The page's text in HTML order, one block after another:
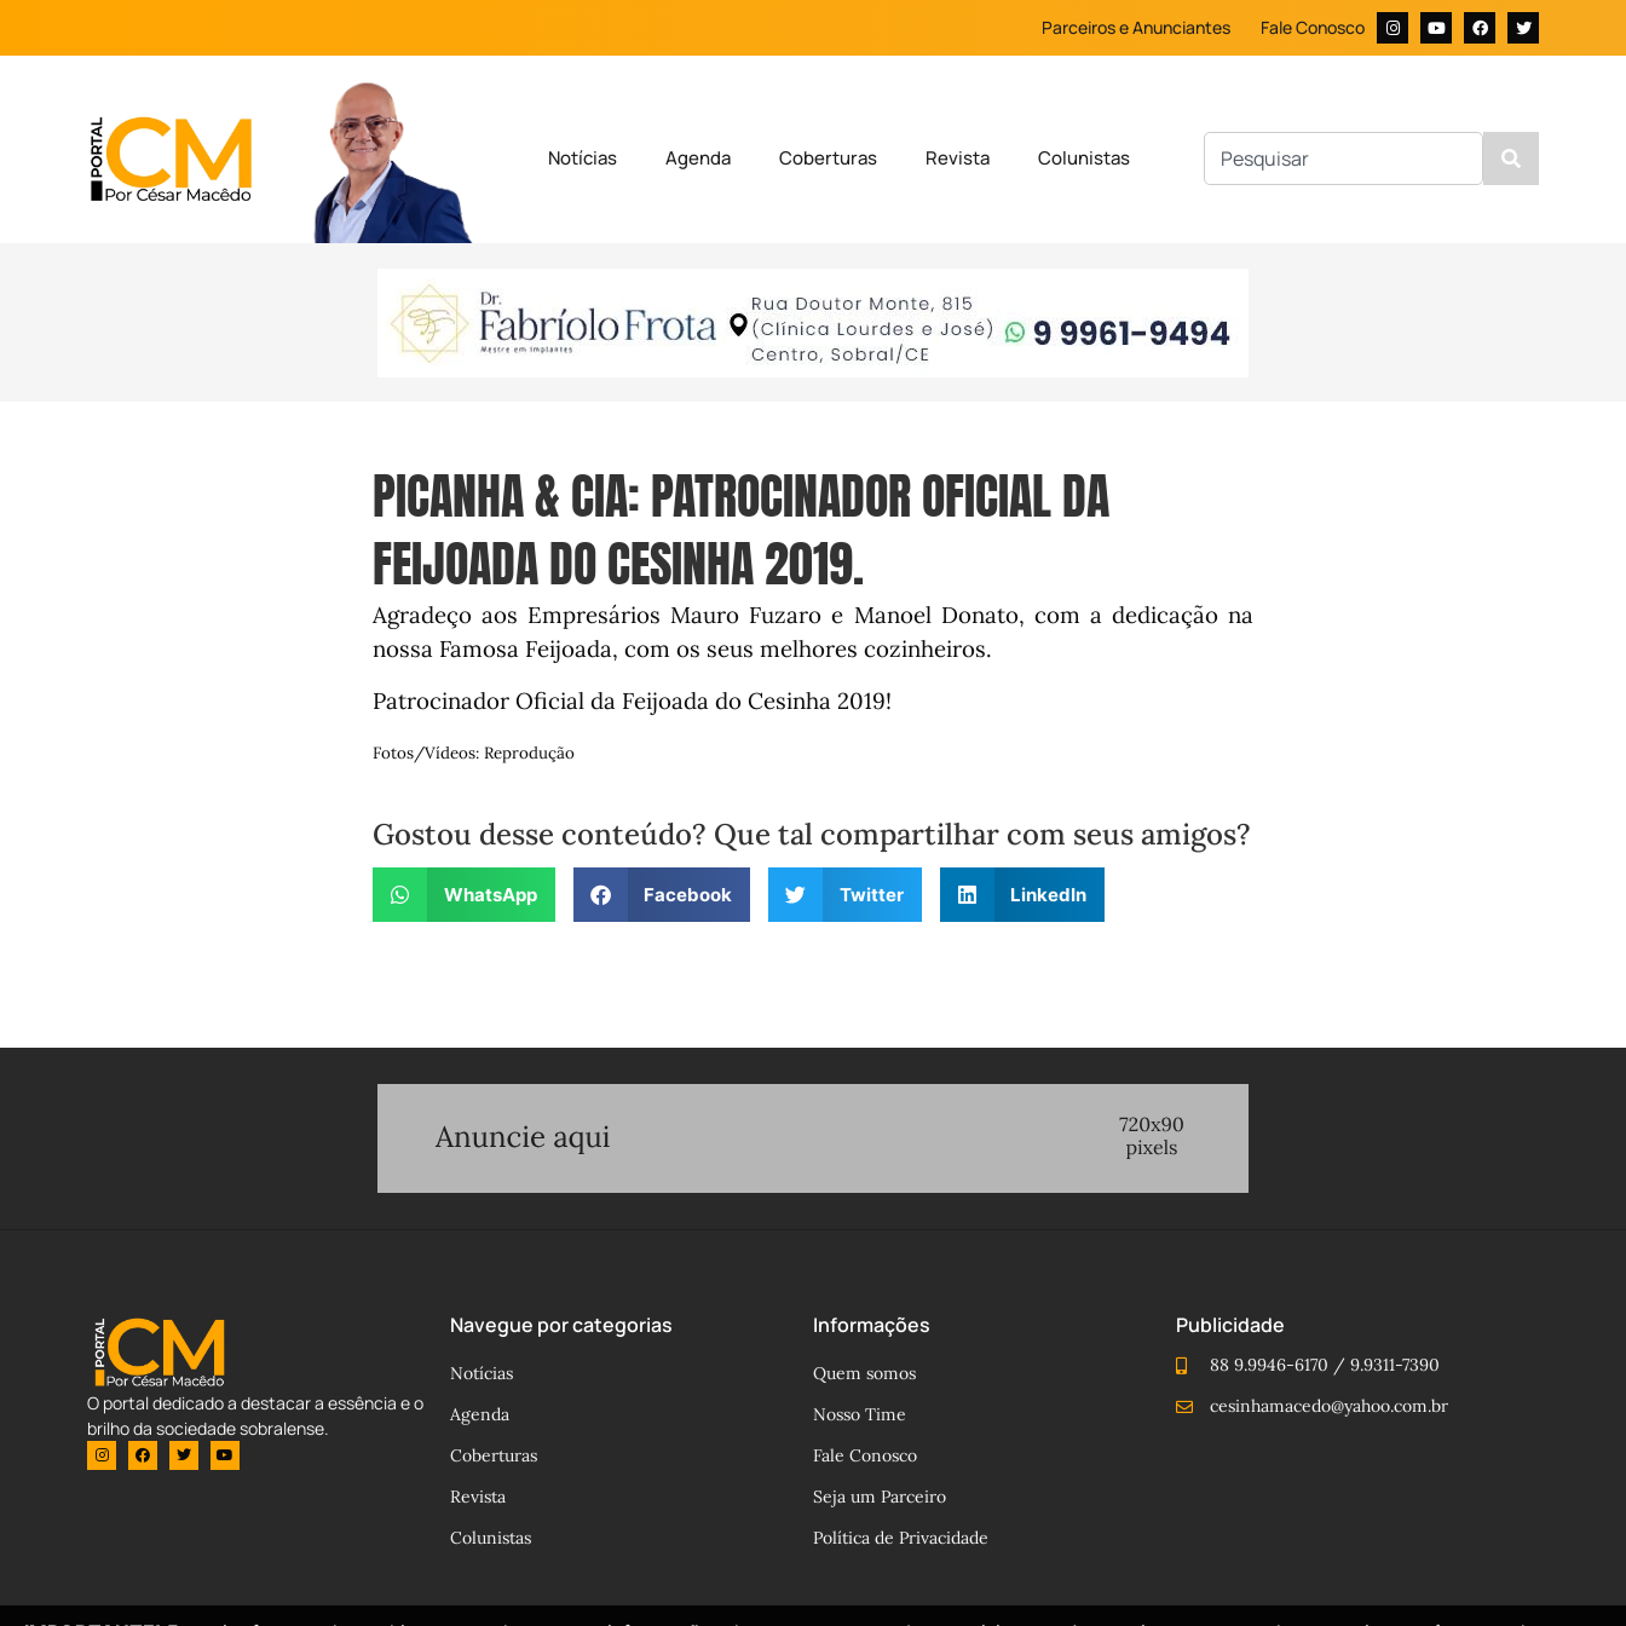
Parceiros e Anunciantes Fale Conosco
Notícias Agenda Coberturas Revista Colunistas
PICANHA & CIA: PATROCINADOR OFICIAL DA
FEIJOADA DO CESINHA 2019.
Agradeço aos Empresários Mauro Fuzaro e Manoel Donato, com a dedicação na
nossa Famosa Feijoada, com os seus melhores cozinheiros.
Patrocinador Oficial da Feijoada do Cesinha 2019!
Fotos/Vídeos: Reprodução
Gostou desse conteúdo? Que tal compartilhar com seus amigos?
WhatsApp Facebook Twitter LinkedIn
O portal dedicado a destacar a essência e o
brilho da sociedade sobralense.
Navegue por categorias
Notícias
Agenda
Coberturas
Revista
Colunistas
Informações
Quem somos
Nosso Time
Fale Conosco
Seja um Parceiro
Política de Privacidade
Publicidade
88 9.9946-6170 / 9.9311-7390
cesinhamacedo@yahoo.com.br